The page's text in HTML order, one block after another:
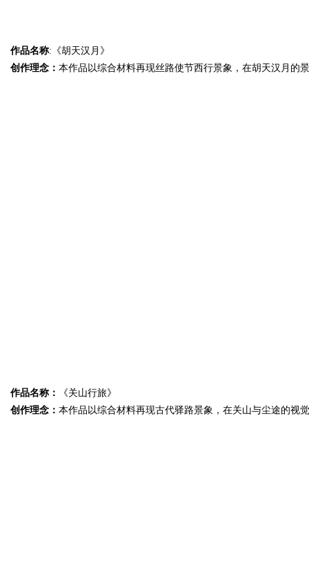
作品名称:《胡天汉月》
创作理念： 本作品以综合材料再现丝路使节西行景象，在胡天汉月的
作品名称：
《关山行旅》
创作理念： 本作品以综合材料再现古代驿路景象，在关山与尘途的视